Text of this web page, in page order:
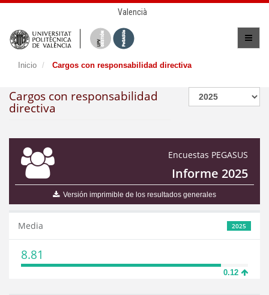
Valencià
Inicio Cargos con responsabilidad directiva
Cargos con responsabilidad
directiva
Encuestas PEGASUS
Informe 2025
Versión imprimible de los resultados generales
2025
Media
8.81
0.12